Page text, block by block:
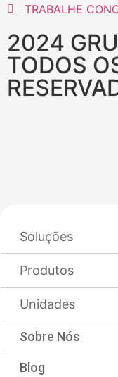
TRABALHE
2024
TODOS
Soluções
Produtos
Unidades
Sobre Nós
Blog